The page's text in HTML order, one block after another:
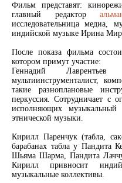
Фильм представят:
главный редактор
исследовательница медиа,
индийской музыке Ирина
После показа фильма
котором примут участие:
Геннадий
мультиинструменталист,
такие разноплановые
перкуссия. Сотрудничает с
исполняющих музыкальный
этнической музыки.
Кирилл Паренчук (табла,
барабанах табла у Пандита
Шьяма Шарма, Пандита
Кирилл привносит
музыкальные коллективы.